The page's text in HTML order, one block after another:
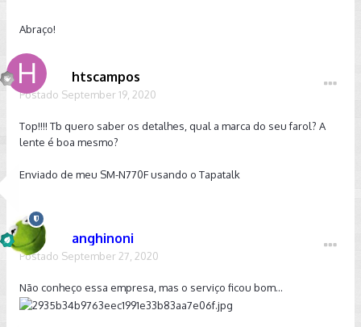
Abraço!
htscampos
Postado September 19, 2020
Top!!!! Tb quero saber os detalhes, qual a marca do seu farol? A
lente é boa mesmo?
Enviado de meu SM-N770F usando o Tapatalk
anghinoni
Postado September 27, 2020
Não conheço essa empresa, mas o serviço ficou bom...